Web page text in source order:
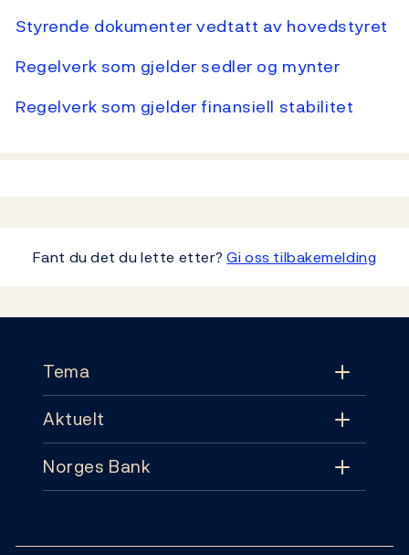
Styrende dokumenter vedtatt av hovedstyret
Regelverk som gjelder sedler og mynter
Regelverk som gjelder finansiell stabilitet
Fant du det du lette etter?Gi oss tilbakemelding
Tema
Tema
Pengepolitikk
Aktuelt
Aktuelt
Norges Bank